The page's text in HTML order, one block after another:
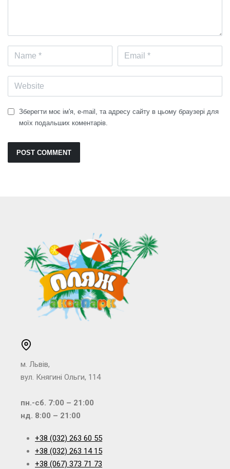
Зберегти моє ім'я, e-mail, та адресу сайту в цьому браузері для
моїх подальших коментарів.
м. Львів,
вул. Княгині Ольги, 114
пн.-сб. 7:00 – 21:00
нд. 8:00 – 21:00
+38 (032) 263 60 55
+38 (032) 263 14 15
+38 (067) 373 71 73